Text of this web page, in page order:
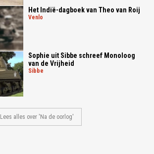
Het Indië-dagboek van Theo van Roij
venlo
Sophie uit Sibbe schreef Monoloog
van de Vrijheid
sibbe
Lees alles over 'Na de oorlog'